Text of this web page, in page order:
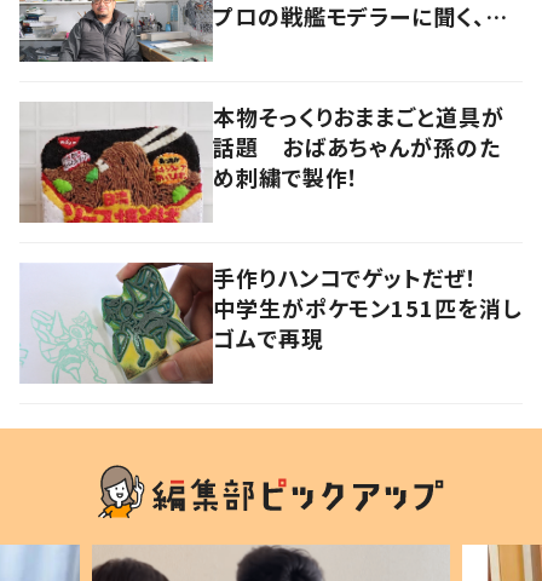
プロの戦艦モデラーに聞く、充
本物そっくりおままごと道具が
話題 おばあちゃんが孫のた
め刺繍で製作！
手作りハンコでゲットだぜ！
中学生がポケモン151匹を消し
ゴムで再現